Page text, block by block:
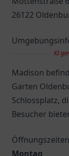
26122
KI
Madison
Garten
Schlossplatz,
Besucher
Öffnungszeiten
Montag